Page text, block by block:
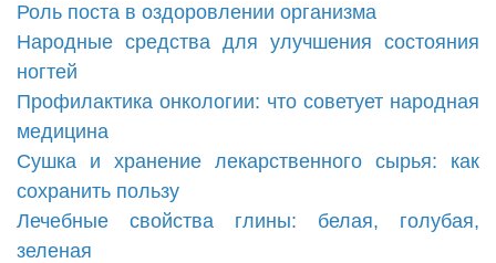
Роль поста в оздоровлении организма
Народные средства для улучшения состояния
ногтей
Профилактика онкологии: что советует народная
медицина
Сушка и хранение лекарственного сырья: как
сохранить пользу
Лечебные свойства глины: белая, голубая,
зеленая